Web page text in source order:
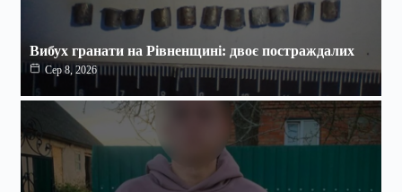
Вибух гранати на Рівненщині: двоє постраждалих
Сер 8, 2026